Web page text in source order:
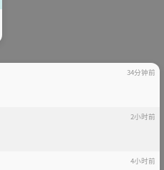
34分钟前
2小时前
4小时前